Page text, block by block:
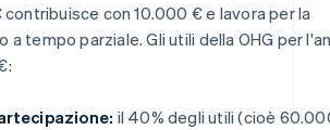
contribuisce con 10.000 € e lavora per la
a tempo parziale. Gli utili della OHG per
il 40% degli utili (cioè